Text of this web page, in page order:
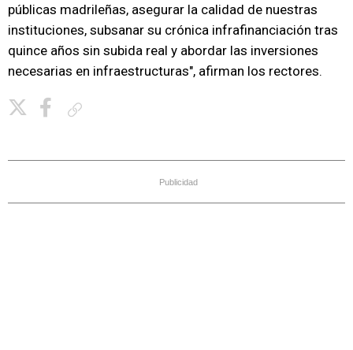
públicas madrileñas, asegurar la calidad de nuestras
instituciones, subsanar su crónica infrafinanciación tras
quince años sin subida real y abordar las inversiones
necesarias en infraestructuras", afirman los rectores.
Publicidad